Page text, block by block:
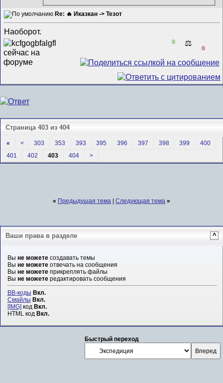
Re: 🔥 Иказкан -> Тезот
Наоборот.
0 ⚖️
0
Страница 403 из 404
« < 303 353 393 395 396 397 398 399
400
401
402 403 404 >
« Предыдущая тема Следующая тема »
Ваши права в разделе ^
Вы не можетесоздавать темы
Вы не можетеотвечать на сообщения
Вы не можетеприкреплять файлы
Вы не можетередактировать сообщения
BB-коды Вкл.
Смайлы Вкл.
[IMG]код Вкл.
HTML код Вкл.
Быстрый переход